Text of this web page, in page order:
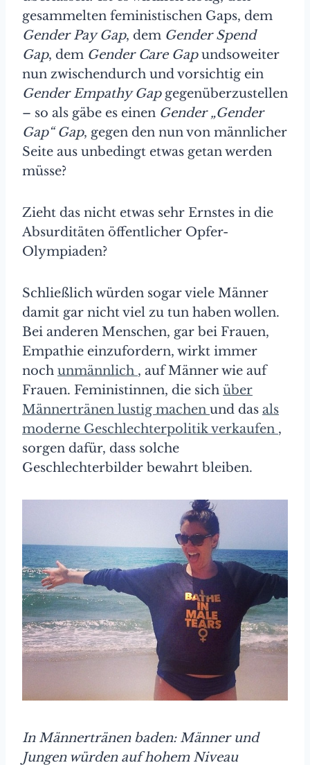
gesammelten feministischen Gaps, dem
Gender Pay Gap, dem Gender Spend
Gap, dem Gender Care Gapundsoweiter
nun zwischendurch und vorsichtig ein
Gender Empathy Gapgegenüberzustellen
– so als gäbe es einen Gender „Gender
Gap“ Gap, gegen den nun von männlicher
Seite aus unbedingt etwas getan werden
müsse?
Zieht das nicht etwas sehr Ernstes in die
Absurditäten öffentlicher Opfer-
Olympiaden?
Schließlich würden sogar viele Männer
damit gar nicht viel zu tun haben wollen.
Bei anderen Menschen, gar bei Frauen,
Empathie einzufordern, wirkt immer
noch unmännlich , auf Männer wie auf
Frauen. Feministinnen, die sich über
Männertränen lustig machen und das als
moderne Geschlechterpolitik verkaufen ,
sorgen dafür, dass solche
Geschlechterbilder bewahrt bleiben.
In Männertränen baden: Männer und
Jungen würden auf hohem Niveau